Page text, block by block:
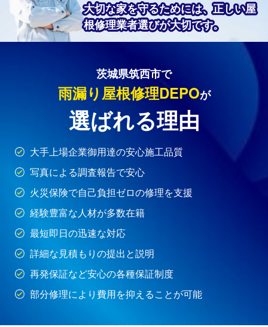
大切な家を守るためには、正しい屋
根修理業者選びが大切です。
茨城県筑西市で
雨漏り屋根修理DEPOが
選ばれる理由
大手上場企業御用達の安心施工品質
写真による調査報告で安心
火災保険で自己負担ゼロの修理を支援
経験豊富な人材が多数在籍
最短即日の迅速な対応
詳細な見積もりの提出と説明
再発保証など安心の各種保証制度
部分修理により費用を抑えることが可能